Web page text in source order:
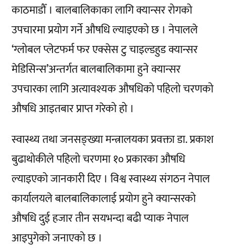
काठमाडौँ । बालबालिकाका लागि क्यान्सर रोगको
उपचारमा प्रयोग गर्ने औषधि ल्याइएको छ । नेपालले
‘ग्लोबल प्लेटफर्म फर एक्सेस टु चाइल्डहुड क्यान्सर
मेडिसिन्स’अन्तर्गत बालबालिकामा हुने क्यान्सर
उपचारका लागि अत्यावश्यक औषधिको पहिलो चरणको
औषधि आइतबार प्राप्त गरेको हो ।
स्वास्थ्य तथा जनसङ्ख्या मन्त्रालयका प्रवक्ता डा. प्रकाश
बुढाथोकीले पहिलो चरणमा १० प्रकारका औषधि
ल्याइएको जानकारी दिए । विश्व स्वास्थ्य संगठन नेपाल
कार्यालयले बालबालिकालाई प्रयोग हुने क्यान्सरको
औषधि दुई हजार तीन सयभन्दा बढी प्याक नेपाल
आइपुगेको जनाएको छ ।